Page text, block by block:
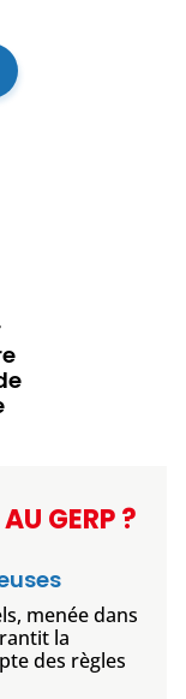
GERP ?
menée dans
la
des règles